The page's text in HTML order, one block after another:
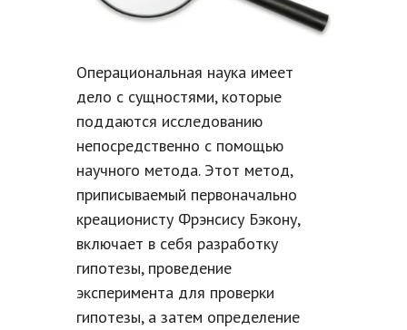
Операциональная наука имеет
дело с сущностями, которые
поддаются исследованию
непосредственно с помощью
научного метода. Этот метод,
приписываемый первоначально
креационисту Фрэнсису Бэкону,
включает в себя разработку
гипотезы, проведение
эксперимента для проверки
гипотезы, а затем определение